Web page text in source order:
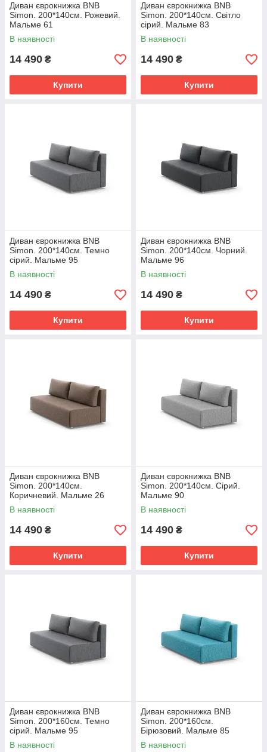
Диван єврокнижка BNB
Simon. 200*140см. Рожевий.
Мальме 61
В наявності
14 490 ₴
Купити
Диван єврокнижка BNB
Simon. 200*140см. Світло
сірий. Мальме 83
В наявності
14 490 ₴
Купити
Диван єврокнижка BNB
Simon. 200*140см. Темно
сірий. Мальме 95
В наявності
14 490 ₴
Купити
Диван єврокнижка BNB
Simon. 200*140см. Чорний.
Мальме 96
В наявності
14 490 ₴
Купити
Диван єврокнижка BNB
Simon. 200*140см.
Коричневий. Мальме 26
В наявності
14 490 ₴
Купити
Диван єврокнижка BNB
Simon. 200*140см. Сірий.
Мальме 90
В наявності
14 490 ₴
Купити
Диван єврокнижка BNB
Simon. 200*160см. Темно
сірий. Мальме 95
В наявності
Диван єврокнижка BNB
Simon. 200*160см.
Бірюзовий. Мальме 85
В наявності